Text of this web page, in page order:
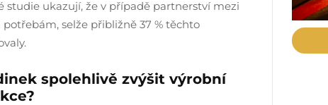
studie ukazují, že v případě partnerství mezi
selže přibližně 37 % těchto
spolehlivě zvýšit výrobní